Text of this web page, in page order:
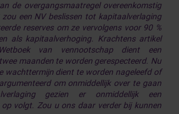
de overgangsmaatregel overeenkomstig
een NV beslissen tot kapitaalverlaging
reserves om ze vervolgens voor 90 %
als kapitaalverhoging. Krachtens artikel
van vennootschap dient een
maanden te worden gerespecteerd. Nu
wachttermijn dient te worden nageleefd of
om onmiddellijk over te gaan
gezien er onmiddellijk een
volgt. Zou u ons daar verder bij kunnen